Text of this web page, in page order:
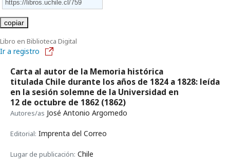
copiar
Libro en Biblioteca Digital
Ir a registro
Carta al autor de la Memoria histórica
titulada Chile durante los años de 1824 a 1828: leída
en la sesión solemne de la Universidad en
12 de octubre de 1862 (1862)
Autores/as José Antonio Argomedo
Editorial: Imprenta del Correo
Lugar de publicación: Chile